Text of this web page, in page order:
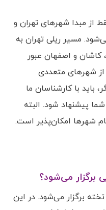
از مبدا شهرهای تهران و
مسیر ریلی تهران به
کاشان و اصفهان عبور
شهرهای متعددی
باید با کارشناسان ما
پیشنهاد شود. البته
شهرها امکان‌پذیر است.
برگزار می‌شود؟
تور شیراز با قطار های 4 ستاره 4 تخته برگزار می‌شود. در این